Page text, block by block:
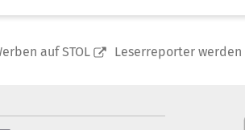
auf STOL Leserreporter werden